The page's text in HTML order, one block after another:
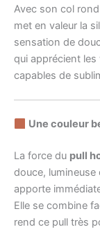
Avec son col
met en valeur la
sensation de
qui apprécient
capables de
Une couleur
La force du pull
douce,
apporte
Elle se combine
rend ce pull très